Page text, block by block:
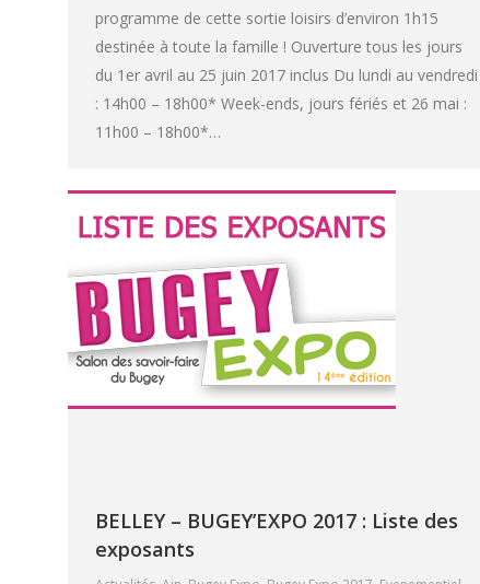
programme de cette sortie loisirs d’environ 1h15
destinée à toute la famille ! Ouverture tous les jours
du 1er avril au 25 juin 2017 inclus Du lundi au vendredi
: 14h00 – 18h00* Week-ends, jours fériés et 26 mai :
11h00 – 18h00*…
BELLEY – BUGEY’EXPO 2017 : Liste des
exposants